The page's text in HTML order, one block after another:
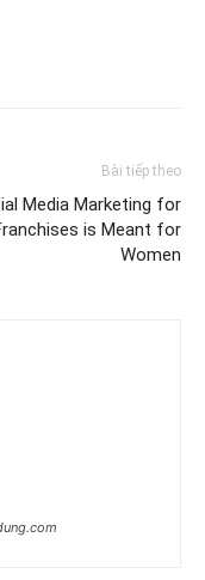
Bài tiếp theo
Media Marketing for
is Meant for
Women